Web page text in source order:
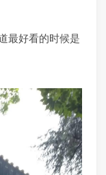
最好看的时候是